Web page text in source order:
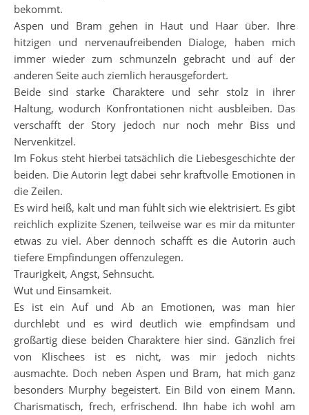
bekommt.
Aspen und Bram gehen in Haut und Haar über. Ihre
hitzigen und nervenaufreibenden Dialoge, haben mich
immer wieder zum schmunzeln gebracht und auf der
anderen Seite auch ziemlich herausgefordert.
Beide sind starke Charaktere und sehr stolz in ihrer
Haltung, wodurch Konfrontationen nicht ausbleiben. Das
verschafft der Story jedoch nur noch mehr Biss und
Nervenkitzel.
Im Fokus steht hierbei tatsächlich die Liebesgeschichte der
beiden. Die Autorin legt dabei sehr kraftvolle Emotionen in
die Zeilen.
Es wird heiß, kalt und man fühlt sich wie elektrisiert. Es gibt
reichlich explizite Szenen, teilweise war es mir da mitunter
etwas zu viel. Aber dennoch schafft es die Autorin auch
tiefere Empfindungen offenzulegen.
Traurigkeit, Angst, Sehnsucht.
Wut und Einsamkeit.
Es ist ein Auf und Ab an Emotionen, was man hier
durchlebt und es wird deutlich wie empfindsam und
großartig diese beiden Charaktere hier sind. Gänzlich frei
von Klischees ist es nicht, was mir jedoch nichts
ausmachte. Doch neben Aspen und Bram, hat mich ganz
besonders Murphy begeistert. Ein Bild von einem Mann.
Charismatisch, frech, erfrischend. Ihn habe ich wohl am